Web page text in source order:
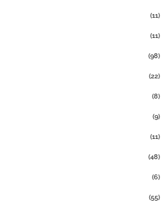
(11)
(11)
(98)
(22)
(8)
(9)
(11)
(48)
(6)
(55)